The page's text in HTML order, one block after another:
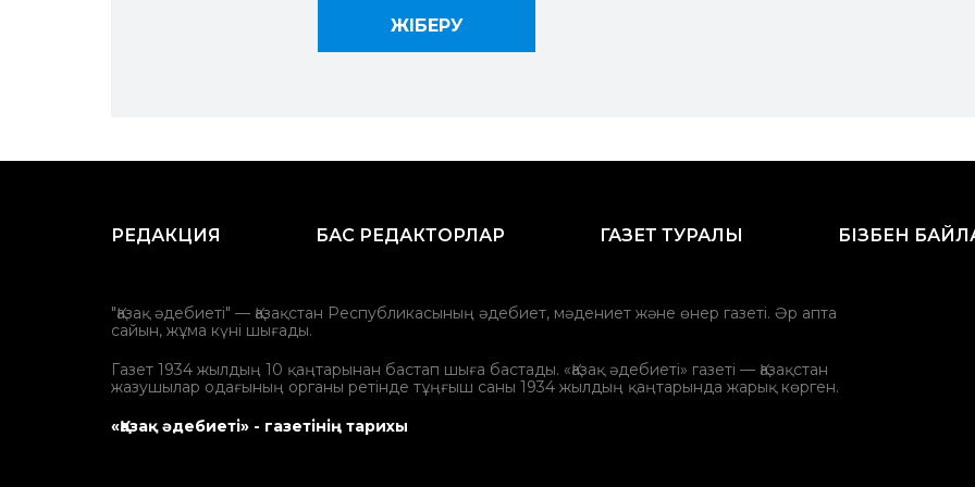
РЕДАКЦИЯ БАС РЕДАКТОРЛАР ГАЗЕТ ТУРАЛЫ БІЗБЕН
"Қазақ әдебиеті" — Қазақстан Республикасының әдебиет, мәдениет және өнер газеті. Әр апта
сайын, жұма күні шығады.
Газет 1934 жылдың 10 қаңтарынан бастап шыға бастады. «Қазақ әдебиеті» газеті — Қазақстан
жазушылар одағының органы ретінде тұңғыш саны 1934 жылдың қаңтарында жарық көрген.
«Қазақ әдебиеті» - газетінің тарихы